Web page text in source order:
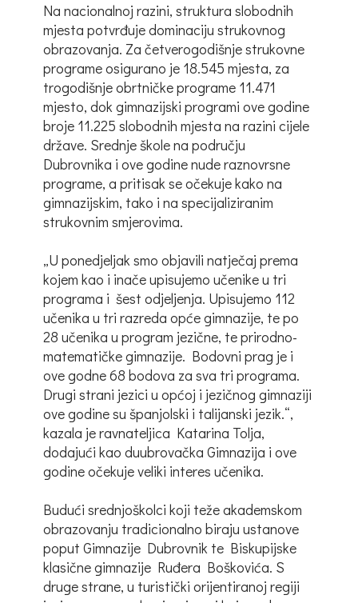
Na nacionalnoj razini, struktura slobodnih
mjesta potvrđuje dominaciju strukovnog
obrazovanja. Za četverogodišnje strukovne
programe osigurano je 18.545 mjesta, za
trogodišnje obrtničke programe 11.471
mjesto, dok gimnazijski programi ove godine
broje 11.225 slobodnih mjesta na razini cijele
države. Srednje škole na području
Dubrovnika i ove godine nude raznovrsne
programe, a pritisak se očekuje kako na
gimnazijskim, tako i na specijaliziranim
strukovnim smjerovima.
„U ponedjeljak smo objavili natječaj prema
kojem kao i inače upisujemo učenike u tri
programa i šest odjeljenja. Upisujemo 112
učenika u tri razreda opće gimnazije, te po
28 učenika u program jezične, te prirodno-
matematičke gimnazije. Bodovni prag je i
ove godne 68 bodova za sva tri programa.
Drugi strani jezici u općoj i jezičnog gimnaziji
ove godine su španjolski i talijanski jezik.“,
kazala je ravnateljica Katarina Tolja,
dodajući kao duubrovačka Gimnazija i ove
godine očekuje veliki interes učenika.
Budući srednjoškolci koji teže akademskom
obrazovanju tradicionalno biraju ustanove
poput Gimnazije Dubrovnik te Biskupijske
klasične gimnazije Ruđera Boškovića. S
druge strane, u turistički orijentiranoj regiji